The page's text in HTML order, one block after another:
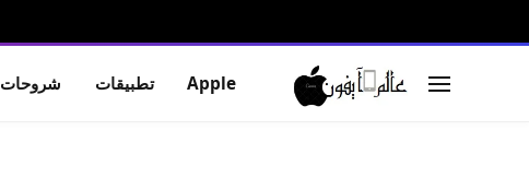
Apple تطبيقات شروحات